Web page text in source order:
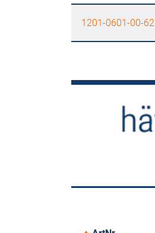
1201-0601-00-62